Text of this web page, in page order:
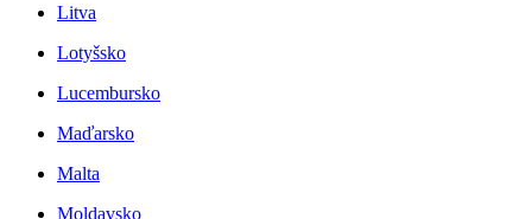
Litva
Lotyšsko
Lucembursko
Maďarsko
Malta
Moldavsko